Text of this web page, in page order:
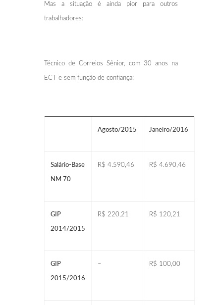
Mas a situação é ainda pior para outros
trabalhadores:
Técnico de Correios Sênior, com 30 anos na
ECT e sem função de confiança:
Agosto/2015 Janeiro/2016
Salário-Base
NM 70
R$ 4.590,46 R$ 4.690,46
GIP
2014/2015
R$ 220,21 R$ 120,21
GIP
2015/2016
– R$ 100,00